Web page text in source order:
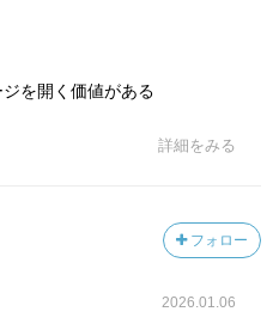
を開く価値がある
詳細をみる
フォロー
2026.01.06